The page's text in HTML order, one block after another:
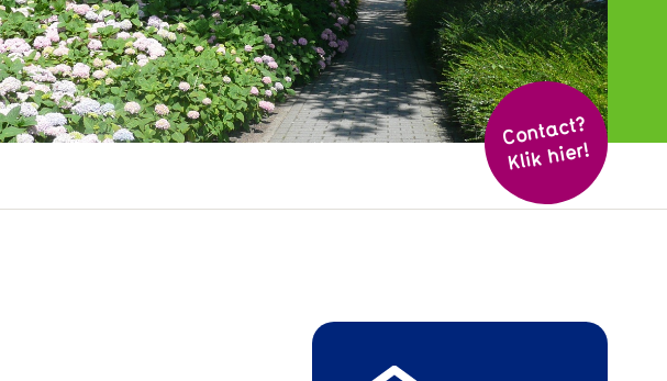
Cont
act?
Klik hier!